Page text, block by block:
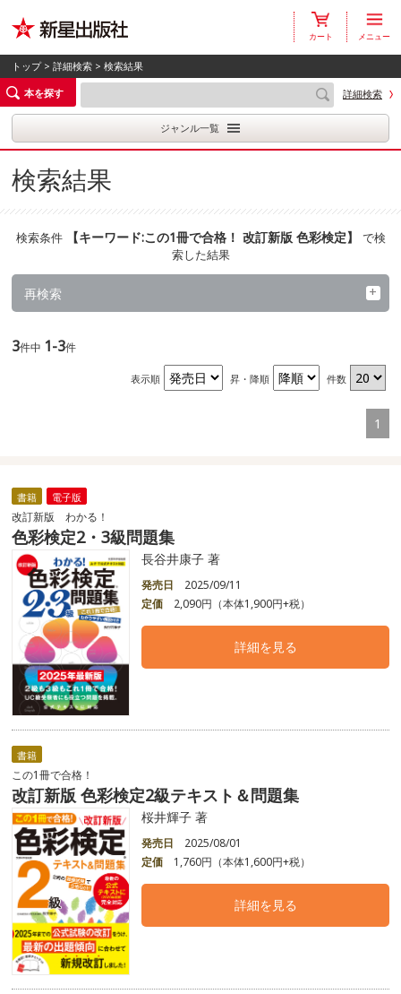
カート メニュー
トップ>詳細検索 > 検索結果
本を探す
詳細検索
ジャンル一覧
検索結果
検索条件【キーワード:この1冊で合格！ 改訂新版 色彩検定】 で検
索した結果
再検索
3件中 1-3件
表示順 昇・降順 件数
1
書籍 電子版
改訂新版 わかる！
色彩検定2・3級問題集
長谷井康子 著
発売日
2025/09/11
定価
2,090円（本体1,900円+税）
詳細を見る
書籍
この1冊で合格！
改訂新版 色彩検定2級テキスト＆問題集
桜井輝子 著
発売日
2025/08/01
定価
1,760円（本体1,600円+税）
詳細を見る